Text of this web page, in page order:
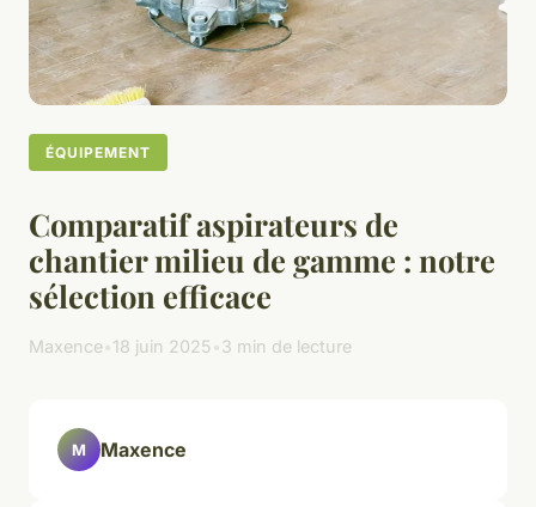
ÉQUIPEMENT
Comparatif aspirateurs de
chantier milieu de gamme : notre
sélection efficace
Maxence 18 juin 2025 3 min de lecture
M Maxence